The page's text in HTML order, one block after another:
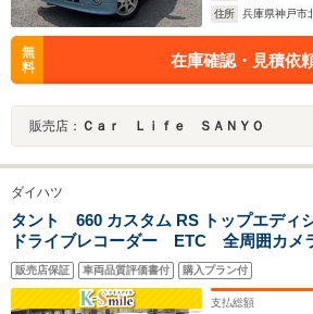
住所
兵庫県神戸市
無
料
在庫確認・見積依
販売店： Ｃａｒ Ｌｉｆｅ ＳＡＮＹＯ
ダイハツ
タント 660 カスタム RS トップエディ
ドライブレコーダー ETC 全周囲カメ
ライドドア TV 衝突被害軽減システム
クハイビーム オートライト LEDヘッ
ドリングストップ スマートキー
販売店保証 車両品質評価書付 購入プラン付
支払総額